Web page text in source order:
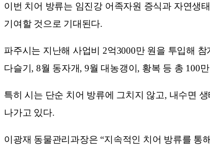
이번 치어 방류는 임진강 어족자원 증식과 자연생
기여할 것으로 기대된다.
파주시는 지난해 사업비 2억3000만 원을 투입해
다슬기, 8월 동자개, 9월 대농갱이, 황복 등 총 100
특히 시는 단순 치어 방류에 그치지 않고, 내수면
나가고 있다.
이광재 동물관리과장은 “지속적인 치어 방류를 통